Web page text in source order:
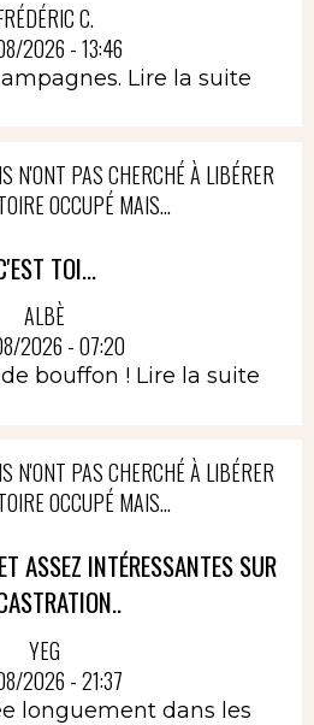
C.
2026 - 13:46
Lire la suite
N'ONT PAS CHERCHÉ À LIBÉRER
OCCUPÉ MAIS...
TOI...
ALBÈ
2026 - 07:20
bouffon ! Lire la suite
N'ONT PAS CHERCHÉ À LIBÉRER
OCCUPÉ MAIS...
ASSEZ INTÉRESSANTES SUR
YEG
2026 - 21:37
longuement dans les